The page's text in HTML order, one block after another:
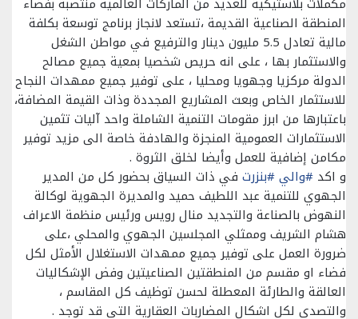
المنطقة الصناعية القديمة ،تستعد لانجاز برنامج توسعة بكلفة
مالية تعادل 5.5 مليون دينار والترفيع في مواطن الشغل
والاستثمار بها ، على انه حريص شخصيا بمعية جميع مصالح
الدولة مركزيا وجهويا ومحليا ، على توفير جميع ممهدات النجاح
للاستثمار الخاص وبعث المشاريع المجددة وذات القيمة المضافة،
باعتبارها من ابرز مقومات التنمية الشاملة واحد آليات تثمين
الاستثمارات العمومية المنجزة والهادفة خاصة الى مزيد توفير
مكامن إضافية للعمل وأيضا لخلق الثروة .
و اكد #والي#بنزرت في ذات السياق بحضور كل من المدير
الجهوي للتنمية عبد اللطيف حميد والمديرة الجهوية لوكالة
النهوض بالصناعة والتجديد منال رويس ورئيس منظمة الاعراف
هشام الشريف وممثلي المجلسين الجهوي والمحلي ،على
ضرورة العمل على توفير جميع ممهدات الاستغلال الأمثل لكل
فضاء او مقسم من المنطقتين الصناعيتين وفض الإشكاليات
العالقة والطارئة المعطلة لحسن توظيف كل المقاسم ،
والتصدي لكل اشكال المضاربات العقارية التي قد توجد .